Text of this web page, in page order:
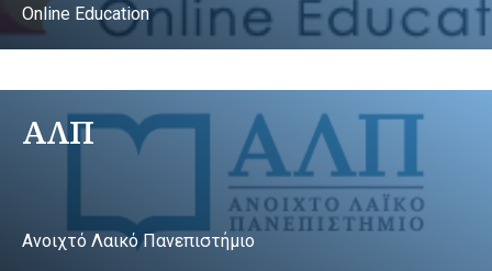
Online Education
ΑΛΠ
Ανοιχτό Λαικό Πανεπιστήμιο